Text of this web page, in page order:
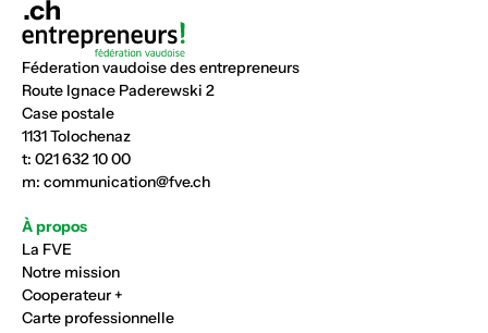
Féderation vaudoise des entrepreneurs
Route Ignace Paderewski 2
Case postale
1131 Tolochenaz
t: 021 632 10 00
m: communication@fve.ch
À propos
La FVE
Notre mission
Cooperateur +
Carte professionnelle